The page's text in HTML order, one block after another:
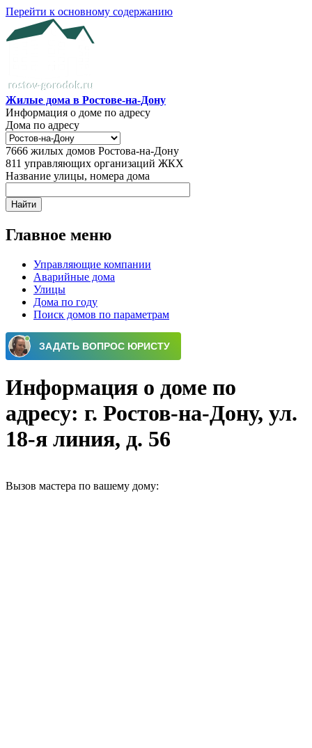
Перейти к основному содержанию
Жилые дома в Ростове-на-Дону
Информация о доме по адресу
Дома по адресу
7666 жилых домов Ростова-на-Дону
811 управляющих организаций ЖКХ
Название улицы, номера дома
Главное меню
Управляющие компании
Аварийные дома
Улицы
Дома по году
Поиск домов по параметрам
Информация о доме по
адресу: г. Ростов-на-Дону, ул.
18-я линия, д. 56
Вызов мастера по вашему дому: